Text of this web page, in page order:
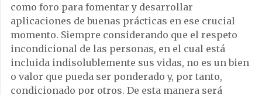
como foro para fomentar y desarrollar
aplicaciones de buenas prácticas en ese crucial
momento. Siempre considerando que el respeto
incondicional de las personas, en el cual está
incluida indisolublemente sus vidas, no es un bien
o valor que pueda ser ponderado y, por tanto,
condicionado por otros. De esta manera será